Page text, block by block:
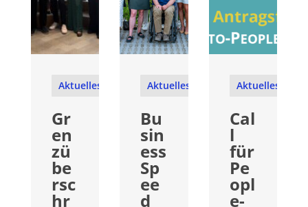
Aktuelles
Gr
en
zü
be
rsc
hr
Aktuelles
Bu
sin
ess
Sp
ee
d
Aktuelles
Cal
l
für
Pe
opl
e-